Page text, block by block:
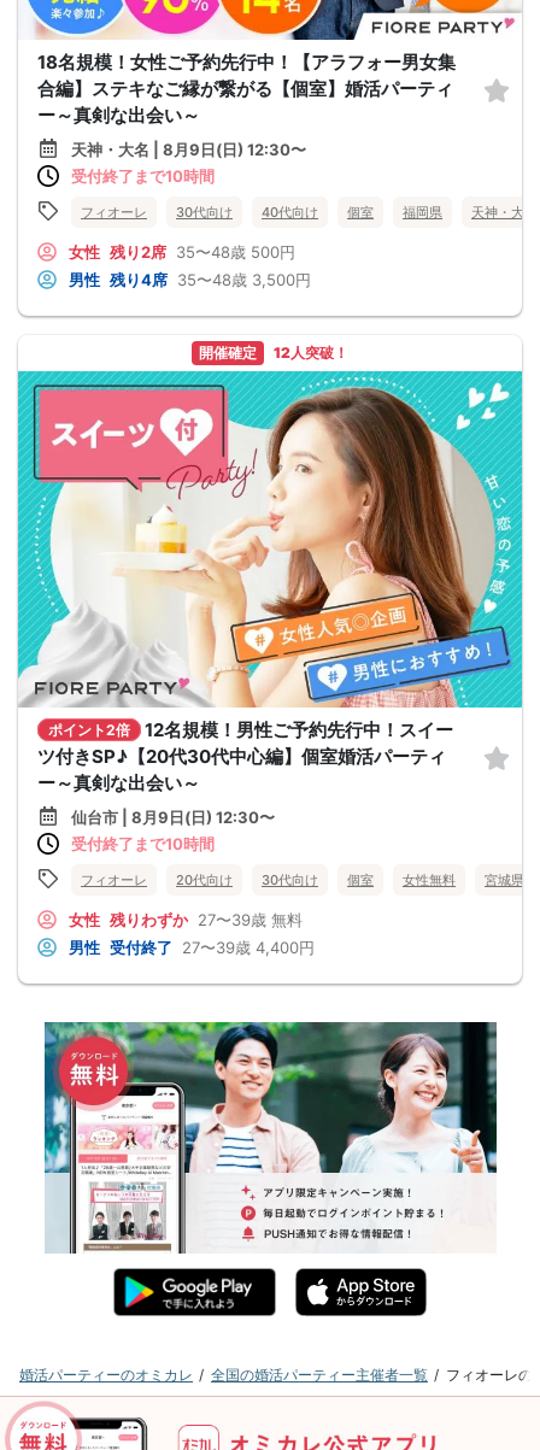
18名規模！女性ご予約先行中！【アラフォー男女集
合編】ステキなご縁が繋がる【個室】婚活パーティ
ー～真剣な出会い～
天神・大名 | 8月9日(日) 12:30〜
受付終了まで10時間
フィオーレ 30代向け 40代向け 個室 福岡県 天神・大名
女性 残り2席 35〜48歳 500円
男性 残り4席 35〜48歳 3,500円
開催確定 12人突破！
ポイント2倍
12名規模！男性ご予約先行中！スイー
ツ付きSP♪【20代30代中心編】個室婚活パーティ
ー～真剣な出会い～
仙台市 | 8月9日(日) 12:30〜
受付終了まで10時間
フィオーレ 20代向け 30代向け 個室 女性無料 宮城県
女性 残りわずか 27〜39歳 無料
男性 受付終了 27〜39歳 4,400円
婚活パーティーのオミカレ 全国の婚活パーティー主催者一覧 フィオーレの